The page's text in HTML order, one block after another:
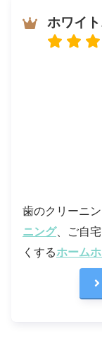
ホワイ
歯のクリーニ
ニング、ご自
くするホーム